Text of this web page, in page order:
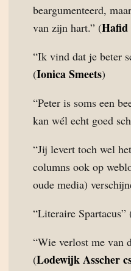
beargumenteerd,
van zijn hart.” (Hafid
“Ik vind dat je beter
(Ionica Smeets)
“Peter is soms een
kan wél echt goed
“Jij levert toch wel
columns ook op
oude media)
“Literaire Spartacus”
“Wie verlost me van
(Lodewijk Asscher